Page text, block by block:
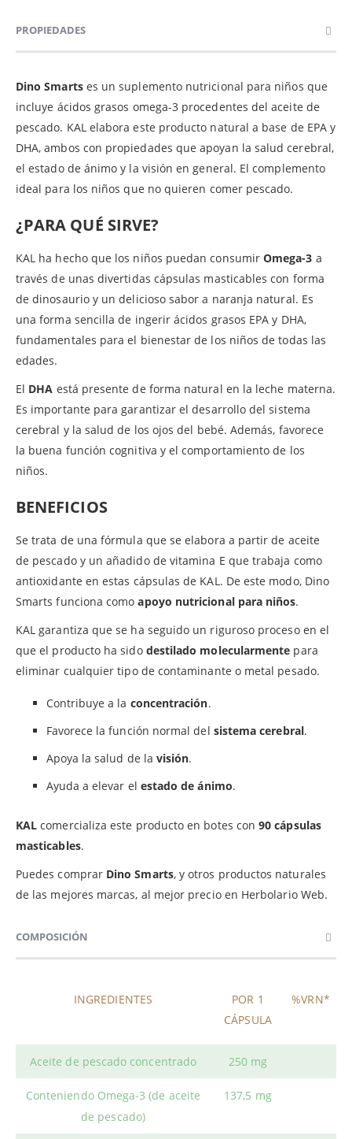
PROPIEDADES
Dino Smarts es un suplemento nutricional para niños que
incluye ácidos grasos omega-3 procedentes del aceite de
pescado. KAL elabora este producto natural a base de EPA y
DHA, ambos con propiedades que apoyan la salud cerebral,
el estado de ánimo y la visión en general. El complemento
ideal para los niños que no quieren comer pescado.
¿PARA QUÉ SIRVE?
KAL ha hecho que los niños puedan consumirOmega-3 a
través de unas divertidas cápsulas masticables con forma
de dinosaurio y un delicioso sabor a naranja natural. Es
una forma sencilla de ingerir ácidos grasos EPA y DHA,
fundamentales para el bienestar de los niños de todas las
edades.
El DHA está presente de forma natural en la leche materna.
Es importante para garantizar el desarrollo del sistema
cerebral y la salud de los ojos del bebé. Además, favorece
la buena función cognitiva y el comportamiento de los
niños.
BENEFICIOS
Se trata de una fórmula que se elabora a partir de aceite
de pescado y un añadido de vitamina E que trabaja como
antioxidante en estas cápsulas de KAL. De este modo, Dino
Smarts funciona comoapoyo nutricional para niños.
KAL garantiza que se ha seguido un riguroso proceso en el
que el producto ha sido destilado molecularmente para
eliminar cualquier tipo de contaminante o metal pesado.
Contribuye a la concentración.
Favorece la función normal del sistema cerebral.
Apoya la salud de la visión.
Ayuda a elevar el estado de ánimo.
KAL comercializa este producto en botes con90 cápsulas
masticables.
Puedes comprar Dino Smarts, y otros productos naturales
de las mejores marcas, al mejor precio en Herbolario Web.
COMPOSICIÓN
INGREDIENTES
POR 1
CÁPSULA
%VRN*
Aceite de pescado concentrado 250 mg
Conteniendo Omega-3 (de aceite
de pescado)
137,5 mg